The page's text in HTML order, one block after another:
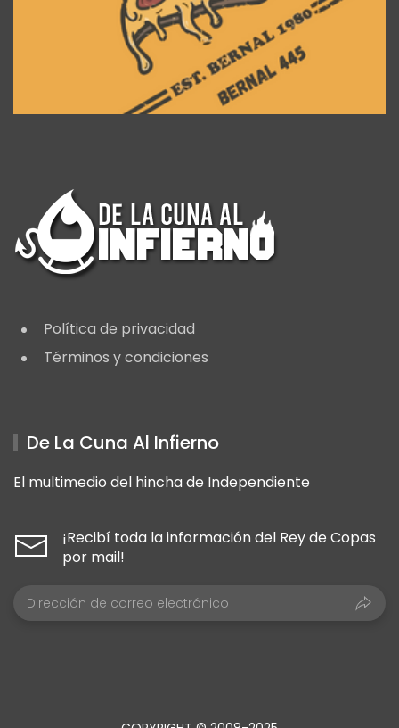
Política de privacidad
Términos y condiciones
De La Cuna Al Infierno
El multimedio del hincha de Independiente
¡Recibí toda la información del Rey de Copas
por mail!